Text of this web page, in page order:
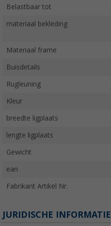
Belastbaar tot
materiaal bekleding
Materiaal frame
Buisdetails
Rugleuning
Kleur
breedte ligplaats
lengte ligplaats
Gewicht
ean
Fabrikant Artikel Nr.
JURIDISCHE INFORMATIE